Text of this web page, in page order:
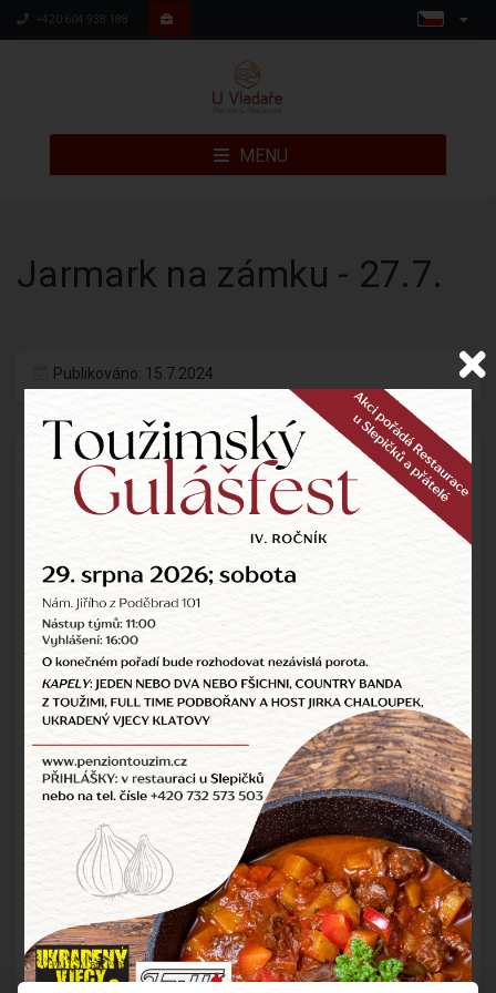
+420 604 938 188
MENU
Jarmark na zámku - 27.7.
Publikováno: 15.7.2024
Na zámku Toužim to v sobotu 27.7.2024 ožije. Připraven je
pestrý program. Budete se bavit nejen vy, ale i děti nebo
ruční výrobou, textilní zboží nebo občerstvení. Divadlo z
bedny si připravilo Letní pohádku a mnoho dalšího bude k
vidění. To vše za doprovodu hudby od kapely Longway.
Jde původně o hrad (též Janův hrad) a je zařazen na
seznam ohrožených nemovitých památek. Proto přijďte i
vy podpořit tuto akci svojí návštěvou. V průběhu akce je
možné navštívit i komentovanou prohlídku zámku.